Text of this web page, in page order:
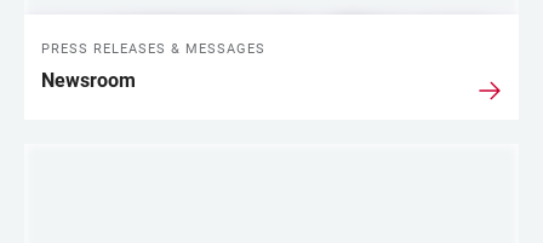
PRESS RELEASES & MESSAGES
Newsroom